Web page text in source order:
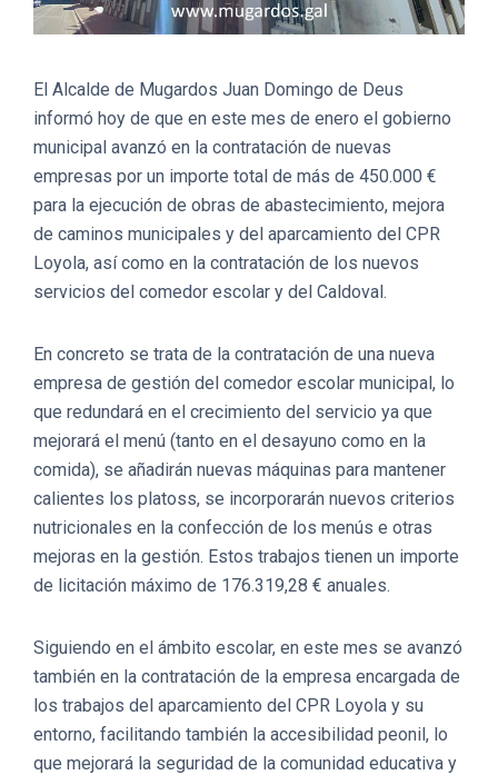
El Alcalde de Mugardos Juan Domingo de Deus
informó hoy de que en este mes de enero el gobierno
municipal avanzó en la contratación de nuevas
empresas por un importe total de más de 450.000 €
para la ejecución de obras de abastecimiento, mejora
de caminos municipales y del aparcamiento del CPR
Loyola, así como en la contratación de los nuevos
servicios del comedor escolar y del Caldoval.
En concreto se trata de la contratación de una nueva
empresa de gestión del comedor escolar municipal, lo
que redundará en el crecimiento del servicio ya que
mejorará el menú (tanto en el desayuno como en la
comida), se añadirán nuevas máquinas para mantener
calientes los platoss, se incorporarán nuevos criterios
nutricionales en la confección de los menús e otras
mejoras en la gestión. Estos trabajos tienen un importe
de licitación máximo de 176.319,28 € anuales.
Siguiendo en el ámbito escolar, en este mes se avanzó
también en la contratación de la empresa encargada de
los trabajos del aparcamiento del CPR Loyola y su
entorno, facilitando también la accesibilidad peonil, lo
que mejorará la seguridad de la comunidad educativa y